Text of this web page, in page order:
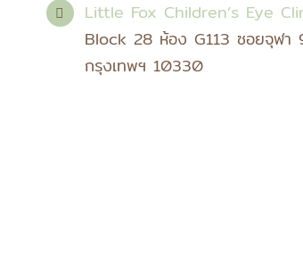
Little Fox Children’s Eye
Block 28 ห้อง G113 ซอยจุฬา
กรุงเทพฯ 10330